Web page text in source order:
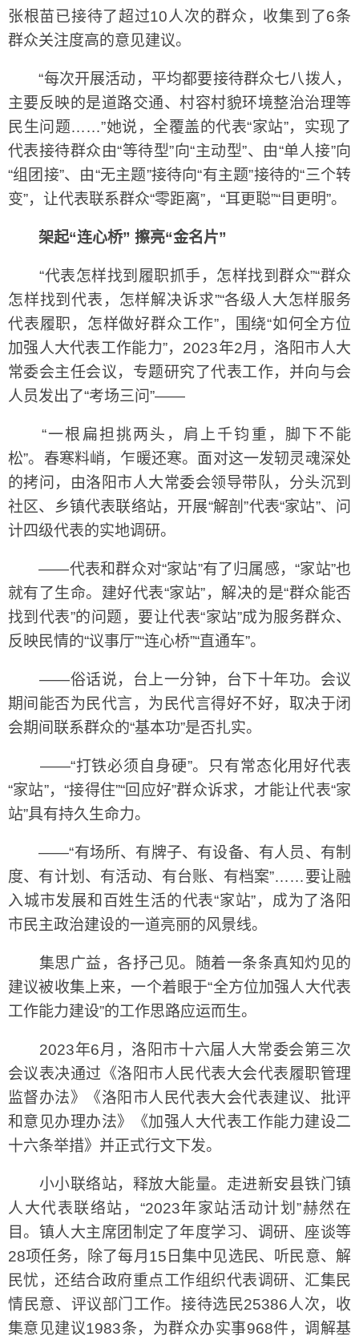
张根苗已接待了超过10人次的群众，收集到了6条
群众关注度高的意见建议。
“每次开展活动，平均都要接待群众七八拨人，
主要反映的是道路交通、村容村貌环境整治治理等
民生问题……”她说，全覆盖的代表“家站”，实现了
代表接待群众由“等待型”向“主动型”、由“单人接”向
“组团接”、由“无主题”接待向“有主题”接待的“三个转
变”，让代表联系群众“零距离”，“耳更聪”“目更明”。
架起“连心桥” 擦亮“金名片”
“代表怎样找到履职抓手，怎样找到群众”“群众
怎样找到代表，怎样解决诉求”“各级人大怎样服务
代表履职，怎样做好群众工作”，围绕“如何全方位
加强人大代表工作能力”，2023年2月，洛阳市人大
常委会主任会议，专题研究了代表工作，并向与会
人员发出了“考场三问”——
“一根扁担挑两头，肩上千钧重，脚下不能
松”。春寒料峭，乍暖还寒。面对这一发轫灵魂深处
的拷问，由洛阳市人大常委会领导带队，分头沉到
社区、乡镇代表联络站，开展“解剖”代表“家站”、问
计四级代表的实地调研。
——代表和群众对“家站”有了归属感，“家站”也
就有了生命。建好代表“家站”，解决的是“群众能否
找到代表”的问题，要让代表“家站”成为服务群众、
反映民情的“议事厅”“连心桥”“直通车”。
——俗话说，台上一分钟，台下十年功。会议
期间能否为民代言，为民代言得好不好，取决于闭
会期间联系群众的“基本功”是否扎实。
——“打铁必须自身硬”。只有常态化用好代表
“家站”，“接得住”“回应好”群众诉求，才能让代表“家
站”具有持久生命力。
——“有场所、有牌子、有设备、有人员、有制
度、有计划、有活动、有台账、有档案”……要让融
入城市发展和百姓生活的代表“家站”，成为了洛阳
市民主政治建设的一道亮丽的风景线。
集思广益，各抒己见。随着一条条真知灼见的
建议被收集上来，一个着眼于“全方位加强人大代表
工作能力建设”的工作思路应运而生。
2023年6月，洛阳市十六届人大常委会第三次
会议表决通过《洛阳市人民代表大会代表履职管理
监督办法》《洛阳市人民代表大会代表建议、批评
和意见办理办法》《加强人大代表工作能力建设二
十六条举措》并正式行文下发。
小小联络站，释放大能量。走进新安县铁门镇
人大代表联络站，“2023年家站活动计划”赫然在
目。镇人大主席团制定了年度学习、调研、座谈等
28项任务，除了每月15日集中见选民、听民意、解
民忧，还结合政府重点工作组织代表调研、汇集民
情民意、评议部门工作。接待选民25386人次，收
集意见建议1983条，为群众办实事968件，调解基